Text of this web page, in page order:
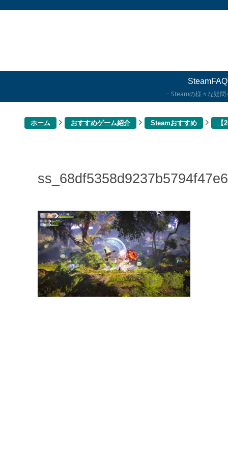
SteamFAQ
Steamの様々な疑問
ホーム おすすめゲーム紹介 Steamおすすめ